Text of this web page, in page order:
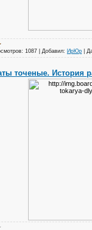
1087 Добавил: ИрЮр
точеные. История